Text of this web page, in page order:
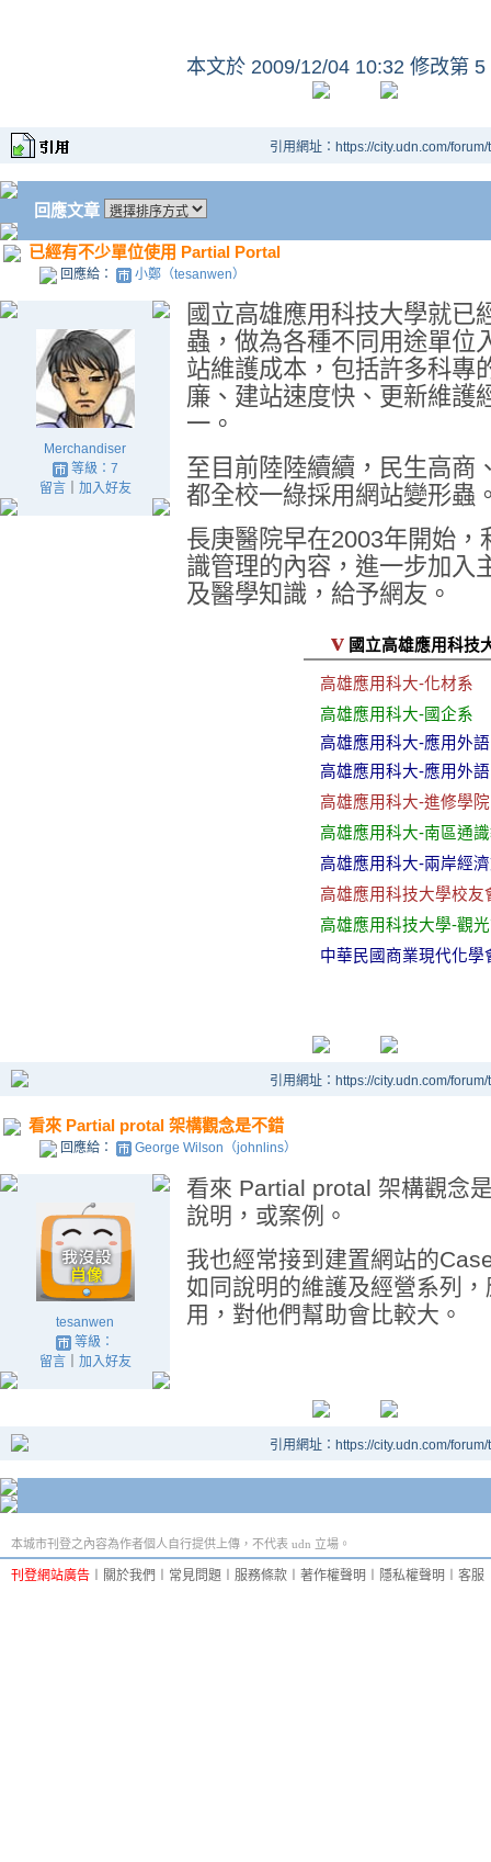
本文於 2009/12/04 10:32 修改第 5
引用網址：https://city.udn.com/
回應文章
已經有不少單位使用 Partial Portal
回應給： 小鄭（tesanwen）
Merchandiser
等級：7
留言｜ 加入好友
國立高雄應用科技大學就已
蟲，做為各種不同用途單位
站維護成本，包括許多科專
廉、建站速度快、更新維護
一。
至目前陸陸續續，民生高商
都全校一綠採用網站變形蟲
長庚醫院早在2003年開始
識管理的內容，進一步加入
及醫學知識，給予網友。
v國立高雄應用科技
高雄應用科大-化材系
高雄應用科大-國企系
高雄應用科大-應用外
高雄應用科大-應用外
高雄應用科大-進修學院
高雄應用科大-南區通
高雄應用科大-兩岸經
高雄應用科技大學校友
高雄應用科技大學-觀
中華民國商業現代化學
引用網址：https://city.udn.com/
看來 Partial protal 架構觀念是不錯
回應給： George Wilson（johnlins）
tesanwen
等級：
留言｜ 加入好友
看來 Partial protal 架構觀念
說明，或案例。
我也經常接到建置網站的
如同說明的維護及經營系列
用，對他們幫助會比較大。
引用網址：https://city.udn.com/
本城市刊登之內容為作者個人自行提供上傳，不代表 udn 立場。
刊登網站廣告 關於我們 常見問題 服務條款 著作權聲明 隱私權聲明 客服